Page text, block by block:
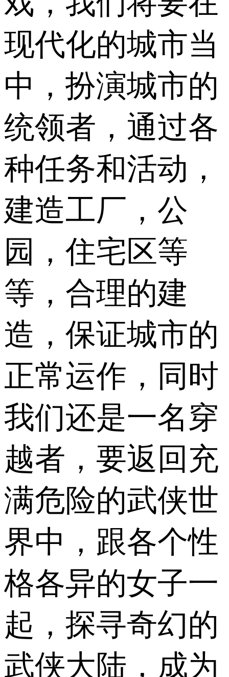
现代化的城市当
中，扮演城市的
统领者，通过各
种任务和活动，
建造工厂，公
园，住宅区等
等，合理的建
造，保证城市的
正常运作，同时
我们还是一名穿
越者，要返回充
满危险的武侠世
界中，跟各个性
格各异的女子一
起，探寻奇幻的
武侠大陆，成为